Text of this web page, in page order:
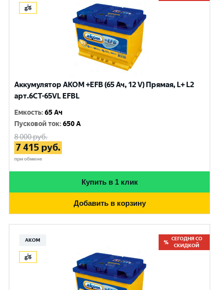
Аккумулятор AKOM +EFB (65 Ач, 12 V) Прямая, L+ L2
арт.6СТ-65VL EFBL
Емкость:65 Ач
Пусковой ток:650 A
8 000руб.
7 415 руб.
при обмене
Купить в 1 клик
Добавить в корзину
АКОМ
СЕГОДНЯ СО
СКИДКОЙ